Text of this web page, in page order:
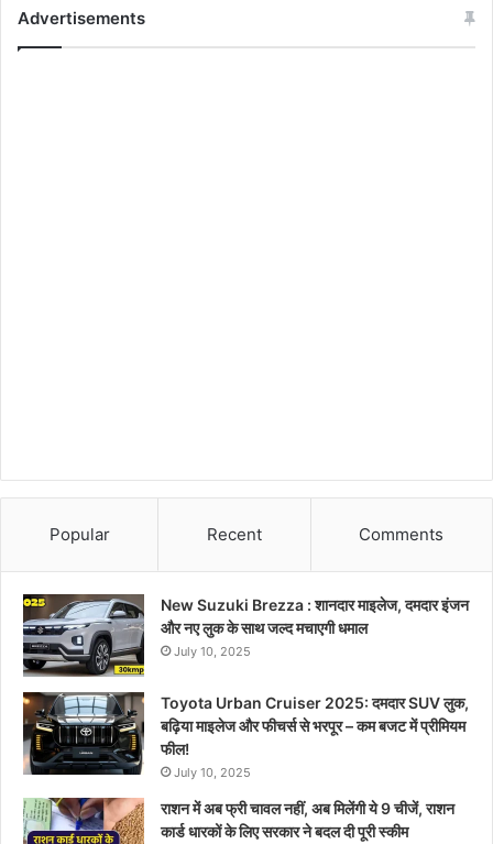
Advertisements
Popular Recent Comments
New Suzuki Brezza : शानदार माइलेज, दमदार इंजन
और नए लुक के साथ जल्द मचाएगी धमाल
July 10, 2025
Toyota Urban Cruiser 2025: दमदार SUV लुक,
बढ़िया माइलेज और फीचर्स से भरपूर – कम बजट में प्रीमियम
फील!
July 10, 2025
राशन में अब फ्री चावल नहीं, अब मिलेंगी ये 9 चीजें, राशन
कार्ड धारकों के लिए सरकार ने बदल दी पूरी स्कीम